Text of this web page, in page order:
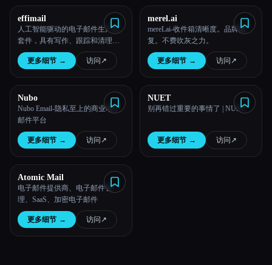
effimail
人工智能驱动的电子邮件生产力
套件，具有写作、跟踪和清理功
能。
更多细节 → 访问 ↗︎
merel.ai
mereLai-收件箱清晰度。品牌回
复。不费吹灰之力。
更多细节 → 访问 ↗︎
Nubo
Nubo Email-隐私至上的商业电子
邮件平台
更多细节 → 访问 ↗︎
NUET
别再错过重要的事情了 | NUET
更多细节 → 访问 ↗︎
Atomic Mail
电子邮件提供商、电子邮件管
理、SaaS、加密电子邮件
更多细节 → 访问 ↗︎